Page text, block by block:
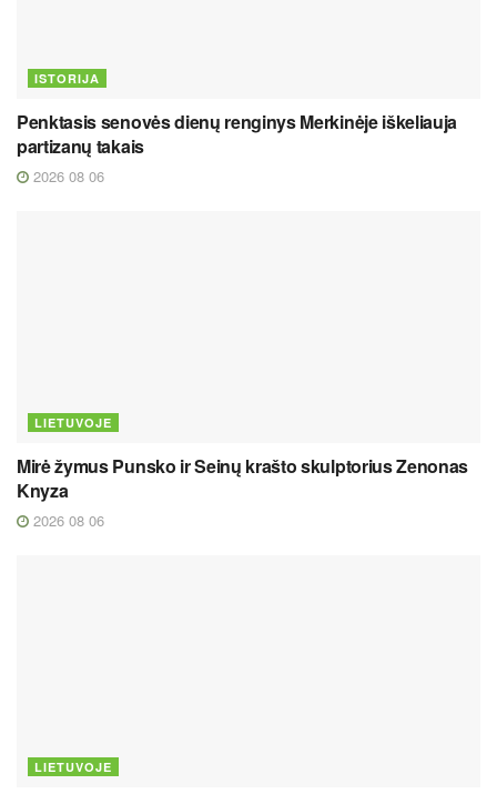
ISTORIJA
Penktasis senovės dienų renginys Merkinėje iškeliauja
partizanų takais
2026 08 06
LIETUVOJE
Mirė žymus Punsko ir Seinų krašto skulptorius Zenonas
Knyza
2026 08 06
LIETUVOJE